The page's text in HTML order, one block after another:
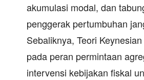
akumulasi modal, dan
penggerak pertumbuhan
Sebaliknya, Teori
pada peran permintaan
intervensi kebijakan fiskal